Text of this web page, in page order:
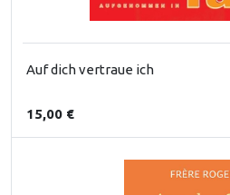
Auf dich vertraue ich
15,00 €